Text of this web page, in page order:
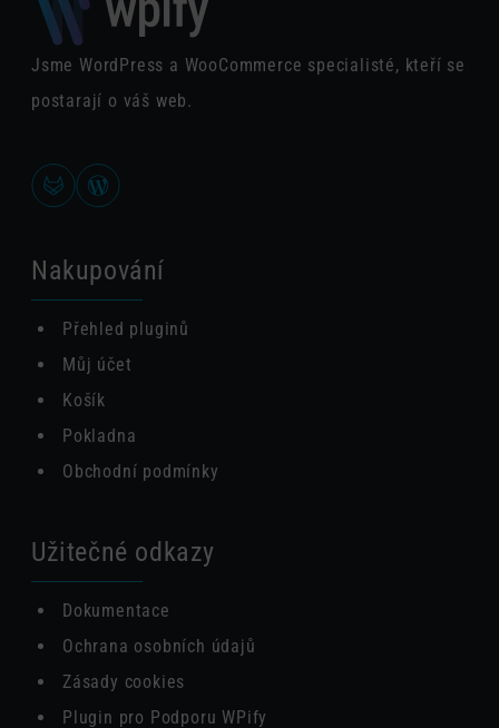
Jsme WordPress a WooCommerce specialisté, kteří se
postarají o váš web.
Nakupování
Přehled pluginů
Můj účet
Košík
Pokladna
Obchodní podmínky
Užitečné odkazy
Dokumentace
Ochrana osobních údajů
Zásady cookies
Plugin pro Podporu WPify